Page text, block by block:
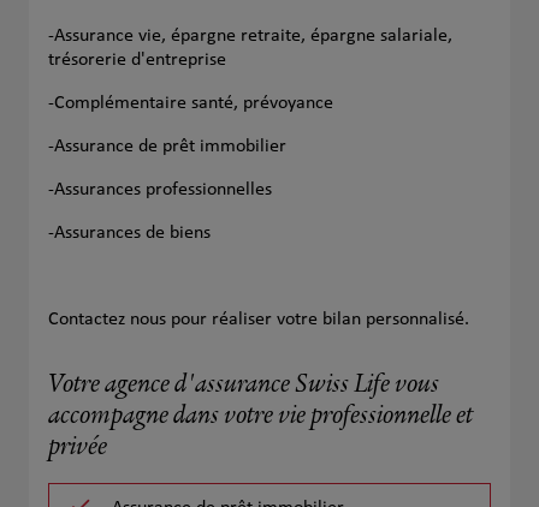
-Assurance vie, épargne retraite, épargne salariale,
trésorerie d'entreprise
-Complémentaire santé, prévoyance
-Assurance de prêt immobilier
-Assurances professionnelles
-Assurances de biens
Contactez nous pour réaliser votre bilan personnalisé.
Votre agence d'assurance Swiss Life vous
accompagne dans votre vie professionnelle et
privée